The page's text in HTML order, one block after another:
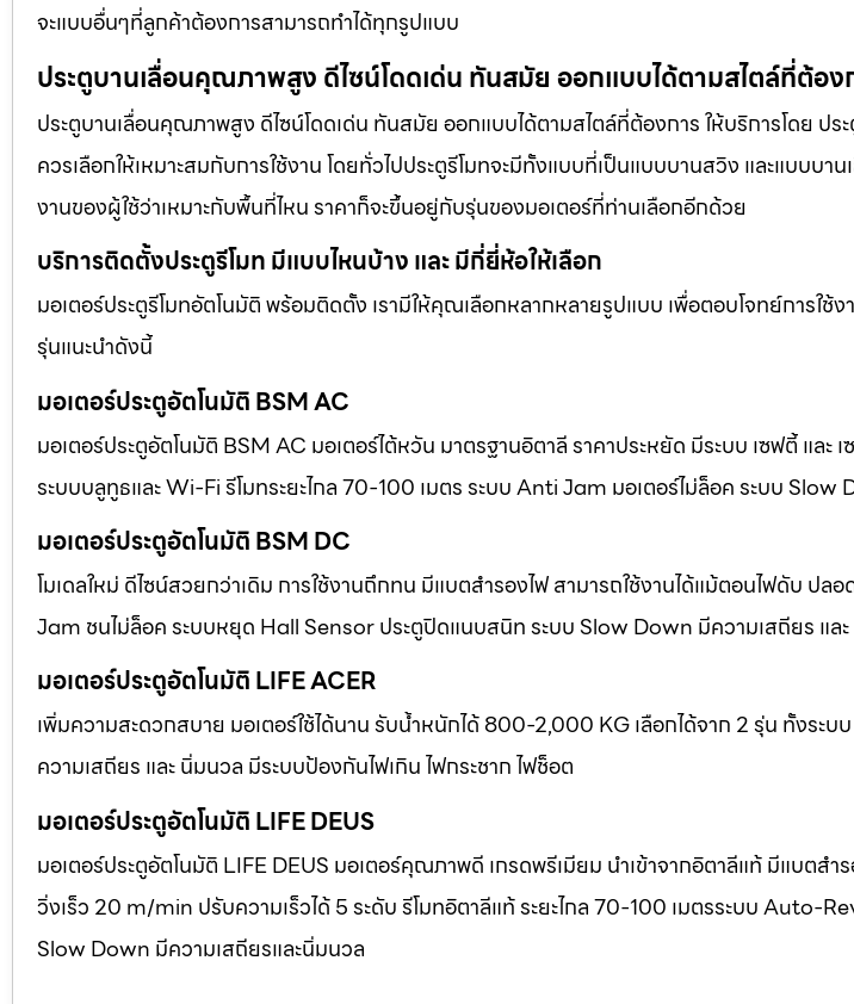
จะแบบอื่นๆที่ลูกค้าต้องการสามารถทำได้ทุกรูปแบบ
ประตูบานเลื่อนคุณภาพสูง ดีไซน์โดดเด่น ทันสมัย ออกแบบได้ตามสไตล์ที่ต้อง
ประตูบานเลื่อนคุณภาพสูง ดีไซน์โดดเด่น ทันสมัย ออกแบบได้ตามสไตล์ที่ต้องการ ให้บริการโดย ป
ควรเลือกให้เหมาะสมกับการใช้งาน โดยทั่วไปประตูรีโมทจะมีทั้งแบบที่เป็นแบบบานสวิง และแบบบา
งานของผู้ใช้ว่าเหมาะกับพื้นที่ไหน ราคาก็จะขึ้นอยู่กับรุ่นของมอเตอร์ที่ท่านเลือกอีกด้วย
บริการติดตั้งประตูรีโมท มีแบบไหนบ้าง และ มีกี่ยี่ห้อให้เลือก
มอเตอร์ประตูรีโมทอัตโนมัติ พร้อมติดตั้ง เรามีให้คุณเลือกหลากหลายรูปแบบ เพื่อตอบโจทย์การใ
รุ่นแนะนำดังนี้
มอเตอร์ประตูอัตโนมัติ BSM AC
มอเตอร์ประตูอัตโนมัติ BSM AC มอเตอร์ไต้หวัน มาตรฐานอิตาลี ราคาประหยัด มีระบบ เซฟตี้ และ
ระบบบลูทูธและ Wi-Fi รีโมทระยะไกล 70-100 เมตร ระบบ Anti Jam มอเตอร์ไม่ล็อค ระบบ
มอเตอร์ประตูอัตโนมัติ BSM DC
โมเดลใหม่ ดีไซน์สวยกว่าเดิม การใช้งานถึกทน มีแบตสำรองไฟ สามารถใช้งานได้แม้ตอนไฟดับ ป
Jam ชนไม่ล็อค ระบบหยุด Hall Sensor ประตูปิดแนบสนิท ระบบ Slow Down มีความเสถียร แล
มอเตอร์ประตูอัตโนมัติ LIFE ACER
เพิ่มความสะดวกสบาย มอเตอร์ใช้ได้นาน รับน้ำหนักได้ 800-2,000 KG เลือกได้จาก 2 รุ่น ทั้งระ
ความเสถียร และ นิ่มนวล มีระบบป้องกันไฟเกิน ไฟกระชาก ไฟช็อต
มอเตอร์ประตูอัตโนมัติ LIFE DEUS
มอเตอร์ประตูอัตโนมัติ LIFE DEUS มอเตอร์คุณภาพดี เกรดพรีเมียม นำเข้าจากอิตาลีแท้ มีแบตสำ
วิ่งเร็ว 20 m/min ปรับความเร็วได้ 5 ระดับ รีโมทอิตาลีแท้ ระยะไกล 70-100 เมตรระบบ Auto-
Slow Down มีความเสถียรและนิ่มนวล